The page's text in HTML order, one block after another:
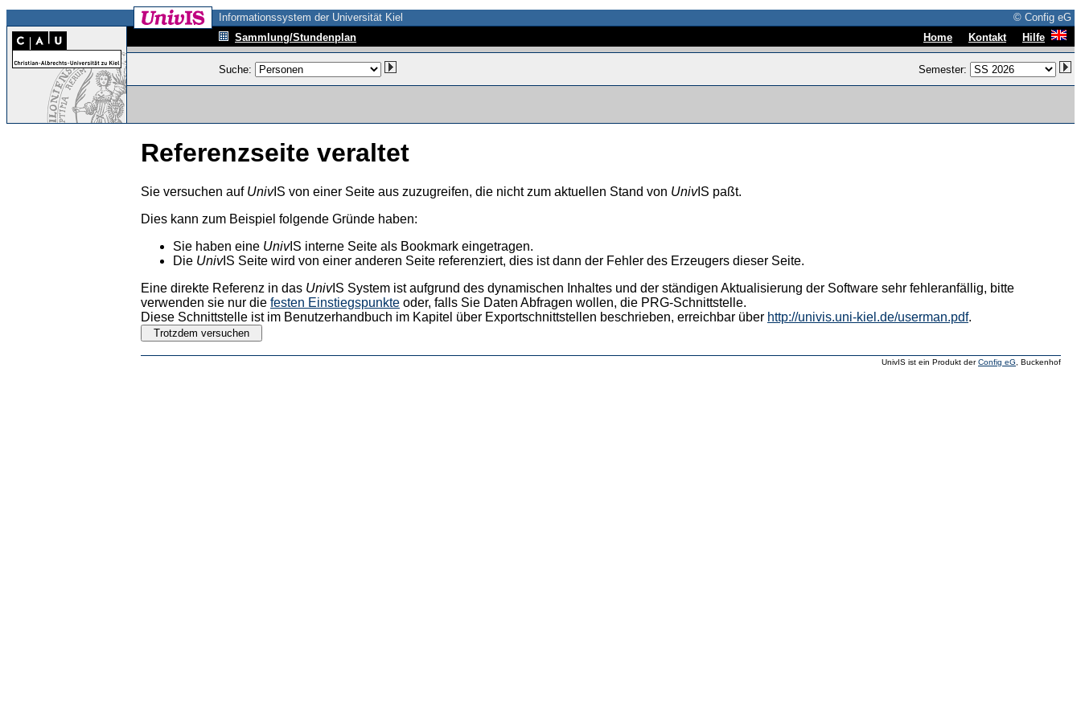
Informationssystem der Universität Kiel
© Config eG
Sammlung/Stundenplan
Home Kontakt Hilfe
Suche: Semester:
Referenzseite veraltet
Sie versuchen auf UnivIS von einer Seite aus zuzugreifen, die nicht zum aktuellen Stand von UnivIS paßt.
Dies kann zum Beispiel folgende Gründe haben:
Sie haben eine UnivIS interne Seite als Bookmark eingetragen.
Die UnivIS Seite wird von einer anderen Seite referenziert, dies ist dann der Fehler des Erzeugers dieser Seite.
Eine direkte Referenz in das UnivIS System ist aufgrund des dynamischen Inhaltes und der ständigen Aktualisierung der Software sehr fehleranfällig, bitte
verwenden sie nur die festen Einstiegspunkte oder, falls Sie Daten Abfragen wollen, die PRG-Schnittstelle.
Diese Schnittstelle ist im Benutzerhandbuch im Kapitel über Exportschnittstellen beschrieben, erreichbar über http://univis.uni-kiel.de/userman.pdf.
UnivIS ist ein Produkt derConfig eG , Buckenhof